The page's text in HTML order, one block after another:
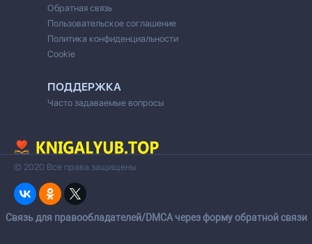
Обратная связь
Пользовательское соглашение
Политика конфиденциальности
Cookie
ПОДДЕРЖКА
Часто задаваемые вопросы
© 2020 Все права защищены
Cвязь для правообладателей/DMCA через форму обратной связи